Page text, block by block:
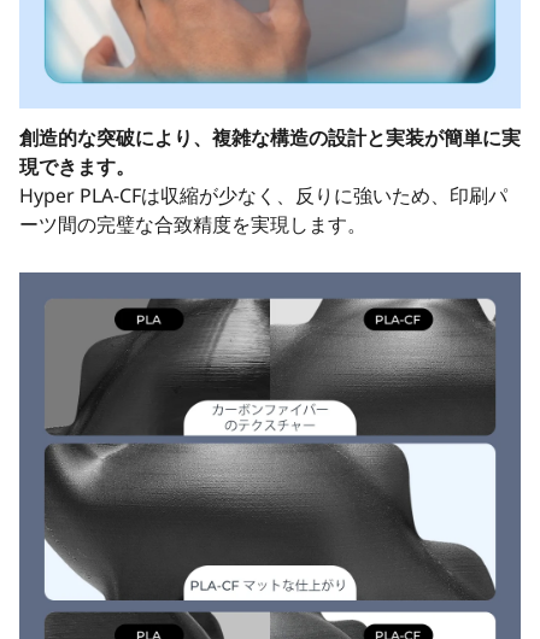
創造的な突破により、複雑な構造の設計と実装が簡単に実
現できます。
Hyper PLA-CFは収縮が少なく、反りに強いため、印刷パ
ーツ間の完璧な合致精度を実現します。